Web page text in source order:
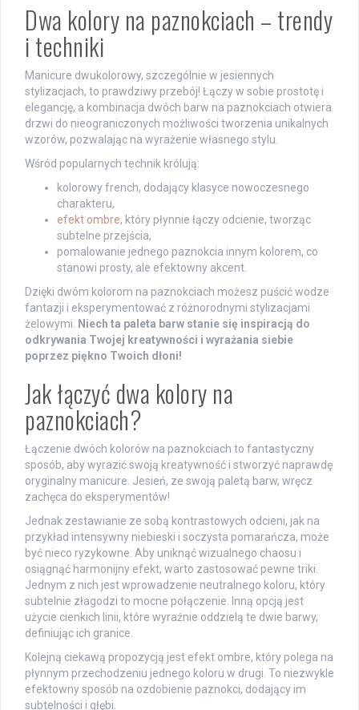
Dwa kolory na paznokciach – trendy
i techniki
Manicure dwukolorowy, szczególnie w jesiennych
stylizacjach, to prawdziwy przebój! Łączy w sobie prostotę i
elegancję, a kombinacja dwóch barw na paznokciach otwiera
drzwi do nieograniczonych możliwości tworzenia unikalnych
wzorów, pozwalając na wyrażenie własnego stylu.
Wśród popularnych technik królują:
kolorowy french, dodający klasyce nowoczesnego
charakteru,
efekt ombre, który płynnie łączy odcienie, tworząc
subtelne przejścia,
pomalowanie jednego paznokcia innym kolorem, co
stanowi prosty, ale efektowny akcent.
Dzięki dwóm kolorom na paznokciach możesz puścić wodze
fantazji i eksperymentować z różnorodnymi stylizacjami
żelowymi.
Niech ta paleta barw stanie się inspiracją do
odkrywania Twojej kreatywności i wyrażania siebie
poprzez piękno Twoich dłoni!
Jak łączyć dwa kolory na
paznokciach?
Łączenie dwóch kolorów na paznokciach to fantastyczny
sposób, aby wyrazić swoją kreatywność i stworzyć naprawdę
oryginalny manicure. Jesień, ze swoją paletą barw, wręcz
zachęca do eksperymentów!
Jednak zestawianie ze sobą kontrastowych odcieni, jak na
przykład intensywny niebieski i soczysta pomarańcza, może
być nieco ryzykowne. Aby uniknąć wizualnego chaosu i
osiągnąć harmonijny efekt, warto zastosować pewne triki.
Jednym z nich jest wprowadzenie neutralnego koloru, który
subtelnie złagodzi to mocne połączenie. Inną opcją jest
użycie cienkich linii, które wyraźnie oddzielą te dwie barwy,
definiując ich granice.
Kolejną ciekawą propozycją jest efekt ombre, który polega na
płynnym przechodzeniu jednego koloru w drugi. To niezwykle
efektowny sposób na ozdobienie paznokci, dodający im
subtelności i głębi.